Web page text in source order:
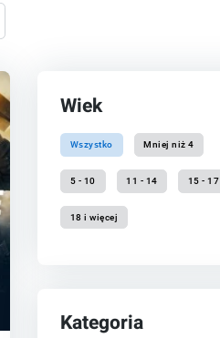
Wiek
Wszystko Mniej niż 4
5 - 10 11 - 14 15 - 17
18 i więcej
Kategoria